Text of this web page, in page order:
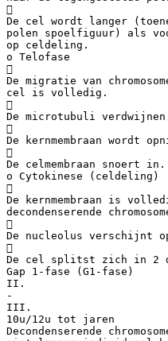

De cel wordt langer
polen spoelfiguur) als
op celdeling.
o Telofase

De migratie van
cel is volledig.

De microtubuli

De kernmembraan wordt

De celmembraan snoert in.
o Cytokinese (celdeling)

De kernmembraan is
decondenserende

De nucleolus verschijnt

De cel splitst zich in 2
Gap 1-fase (G1-fase)
II.
-
III.
10u/12u tot jaren
Decondenserende